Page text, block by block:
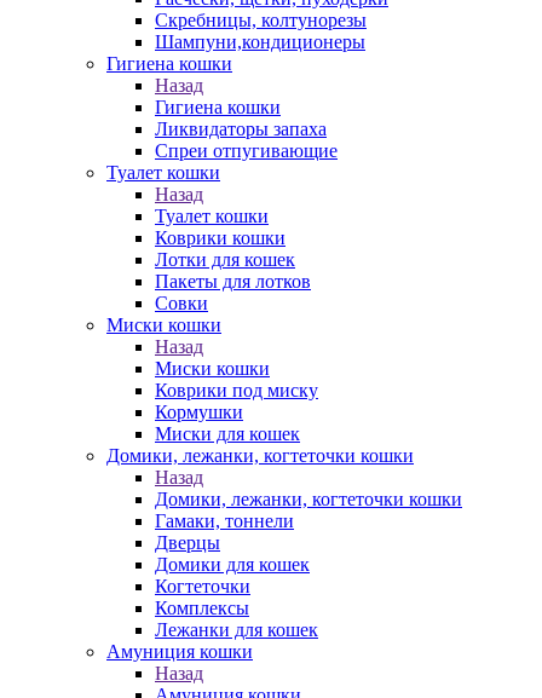
Скребницы, колтунорезы
Шампуни,кондиционеры
Гигиена кошки
Назад
Гигиена кошки
Ликвидаторы запаха
Спреи отпугивающие
Туалет кошки
Назад
Туалет кошки
Коврики кошки
Лотки для кошек
Пакеты для лотков
Совки
Миски кошки
Назад
Миски кошки
Коврики под миску
Кормушки
Миски для кошек
Домики, лежанки, когтеточки кошки
Назад
Домики, лежанки, когтеточки кошки
Гамаки, тоннели
Дверцы
Домики для кошек
Когтеточки
Комплексы
Лежанки для кошек
Амуниция кошки
Назад